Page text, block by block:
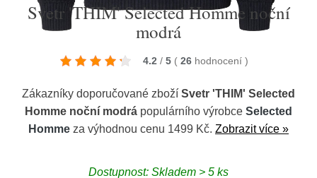
Svetr 'THIM' Selected Homme noční
modrá
4.2 / 5 ( 26 hodnocení )
Zákazníky doporučované zboží Svetr 'THIM' Selected
Homme noční modrá populárního výrobce Selected
Homme za výhodnou cenu 1499 Kč. Zobrazit více »
Dostupnost: Skladem > 5 ks